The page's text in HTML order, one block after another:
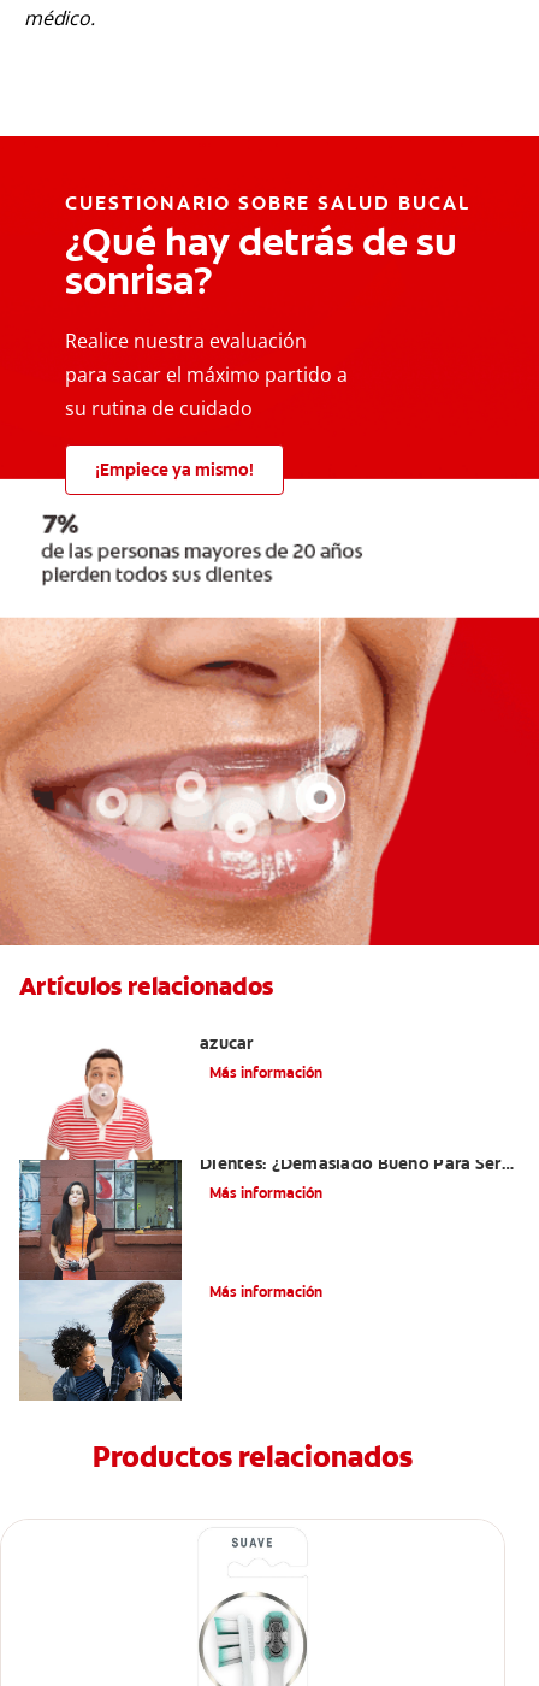
médico.
CUESTIONARIO SOBRE SALUD BUCAL
¿Qué hay detrás de su
sonrisa?
Realice nuestra evaluación
para sacar el máximo partido a
su rutina de cuidado
¡Empiece ya mismo!
Artículos relacionados
azúcar
Más información
Dientes: ¿Demasiado Bueno Para Ser
Verdad?
Más información
Más información
Productos relacionados